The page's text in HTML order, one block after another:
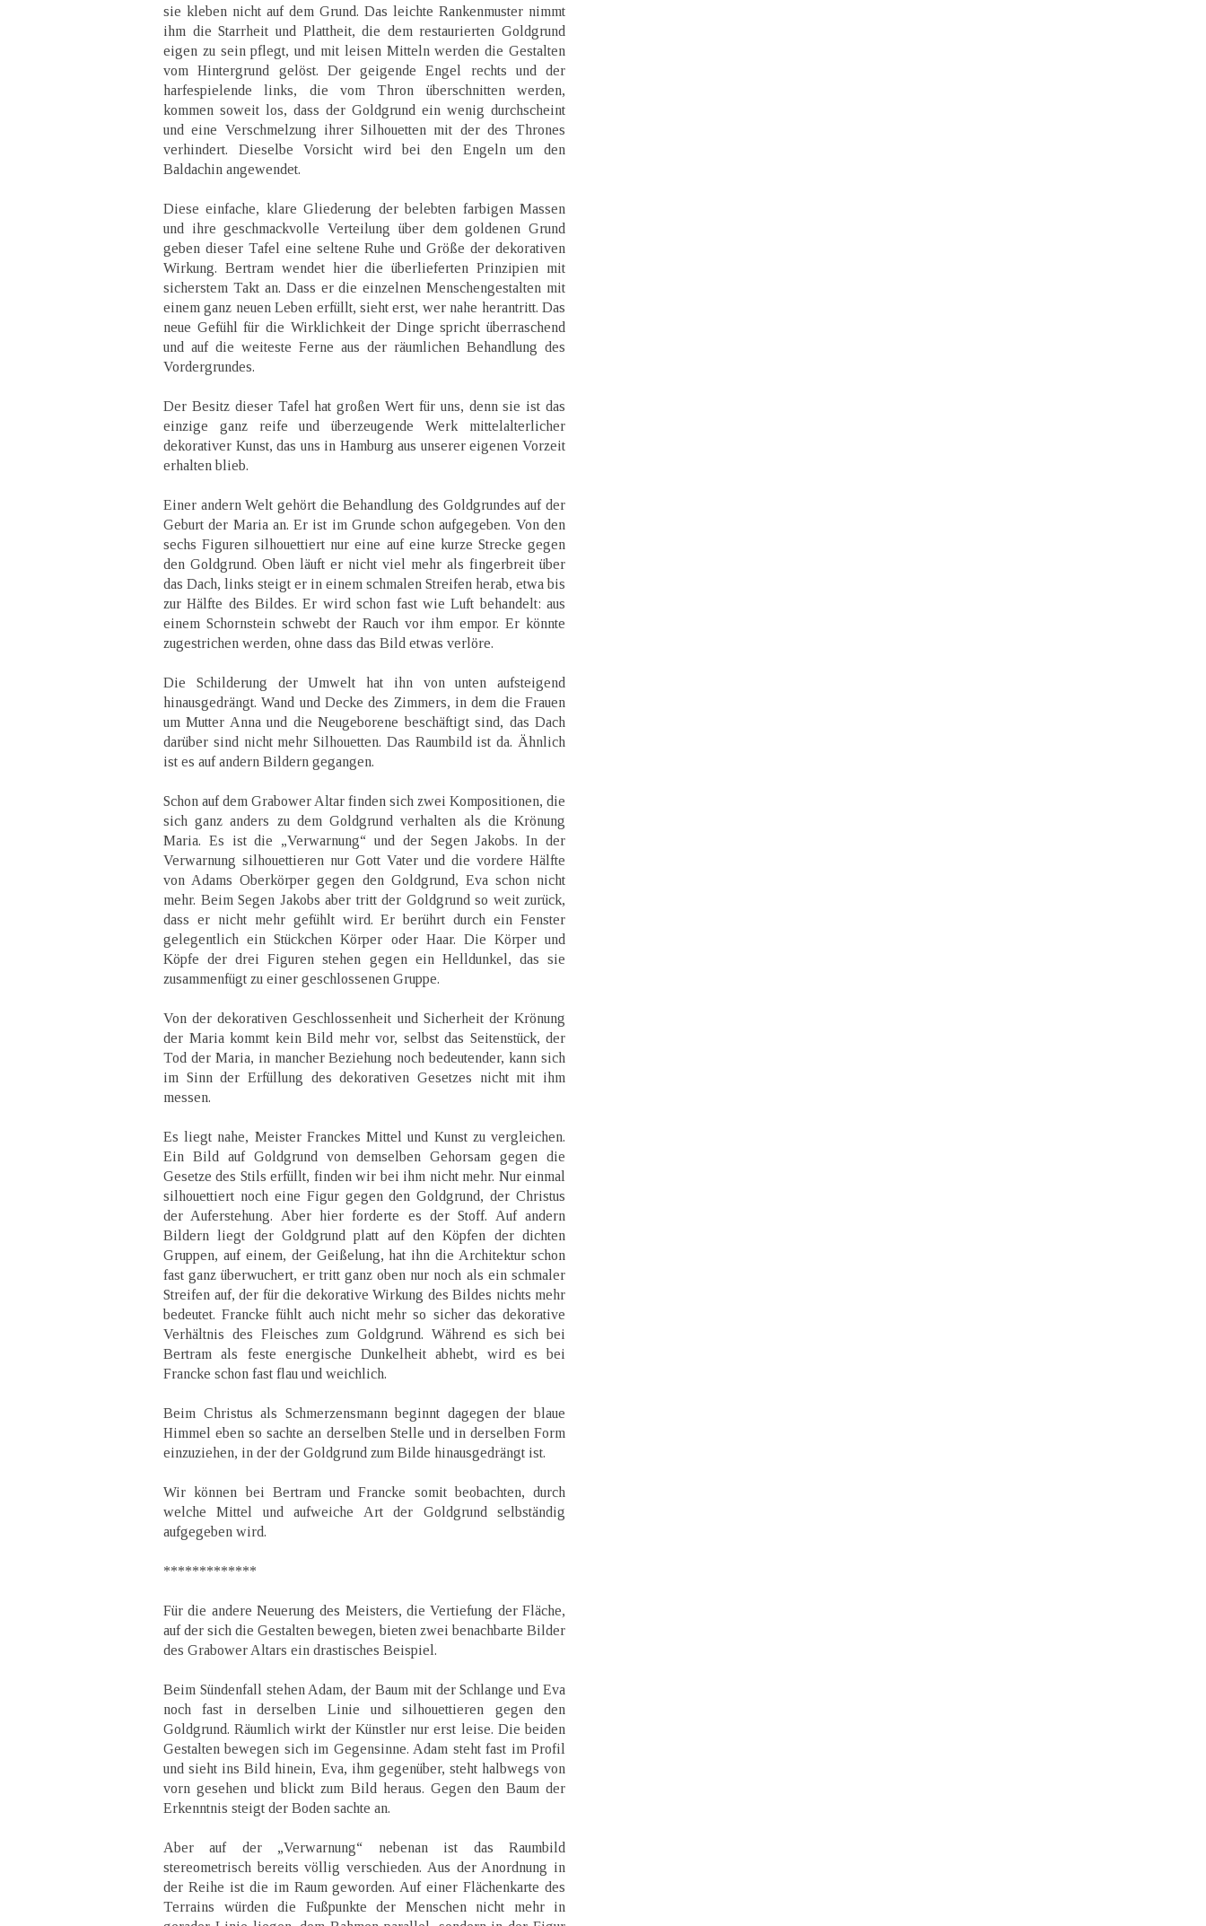
sie kleben nicht auf dem Grund. Das leichte Rankenmuster nimmt
ihm die Starrheit und Plattheit, die dem restaurierten Goldgrund
eigen zu sein pflegt, und mit leisen Mitteln werden die Gestalten
vom Hintergrund gelöst. Der geigende Engel rechts und der
harfespielende links, die vom Thron überschnitten werden,
kommen soweit los, dass der Goldgrund ein wenig durchscheint
und eine Verschmelzung ihrer Silhouetten mit der des Thrones
verhindert. Dieselbe Vorsicht wird bei den Engeln um den
Baldachin angewendet.
Diese einfache, klare Gliederung der belebten farbigen Massen
und ihre geschmackvolle Verteilung über dem goldenen Grund
geben dieser Tafel eine seltene Ruhe und Größe der dekorativen
Wirkung. Bertram wendet hier die überlieferten Prinzipien mit
sicherstem Takt an. Dass er die einzelnen Menschengestalten mit
einem ganz neuen Leben erfüllt, sieht erst, wer nahe herantritt. Das
neue Gefühl für die Wirklichkeit der Dinge spricht überraschend
und auf die weiteste Ferne aus der räumlichen Behandlung des
Vordergrundes.
Der Besitz dieser Tafel hat großen Wert für uns, denn sie ist das
einzige ganz reife und überzeugende Werk mittelalterlicher
dekorativer Kunst, das uns in Hamburg aus unserer eigenen Vorzeit
erhalten blieb.
Einer andern Welt gehört die Behandlung des Goldgrundes auf der
Geburt der Maria an. Er ist im Grunde schon aufgegeben. Von den
sechs Figuren silhouettiert nur eine auf eine kurze Strecke gegen
den Goldgrund. Oben läuft er nicht viel mehr als fingerbreit über
das Dach, links steigt er in einem schmalen Streifen herab, etwa bis
zur Hälfte des Bildes. Er wird schon fast wie Luft behandelt: aus
einem Schornstein schwebt der Rauch vor ihm empor. Er könnte
zugestrichen werden, ohne dass das Bild etwas verlöre.
Die Schilderung der Umwelt hat ihn von unten aufsteigend
hinausgedrängt. Wand und Decke des Zimmers, in dem die Frauen
um Mutter Anna und die Neugeborene beschäftigt sind, das Dach
darüber sind nicht mehr Silhouetten. Das Raumbild ist da. Ähnlich
ist es auf andern Bildern gegangen.
Schon auf dem Grabower Altar finden sich zwei Kompositionen, die
sich ganz anders zu dem Goldgrund verhalten als die Krönung
Maria. Es ist die „Verwarnung“ und der Segen Jakobs. In der
Verwarnung silhouettieren nur Gott Vater und die vordere Hälfte
von Adams Oberkörper gegen den Goldgrund, Eva schon nicht
mehr. Beim Segen Jakobs aber tritt der Goldgrund so weit zurück,
dass er nicht mehr gefühlt wird. Er berührt durch ein Fenster
gelegentlich ein Stückchen Körper oder Haar. Die Körper und
Köpfe der drei Figuren stehen gegen ein Helldunkel, das sie
zusammenfügt zu einer geschlossenen Gruppe.
Von der dekorativen Geschlossenheit und Sicherheit der Krönung
der Maria kommt kein Bild mehr vor, selbst das Seitenstück, der
Tod der Maria, in mancher Beziehung noch bedeutender, kann sich
im Sinn der Erfüllung des dekorativen Gesetzes nicht mit ihm
messen.
Es liegt nahe, Meister Franckes Mittel und Kunst zu vergleichen.
Ein Bild auf Goldgrund von demselben Gehorsam gegen die
Gesetze des Stils erfüllt, finden wir bei ihm nicht mehr. Nur einmal
silhouettiert noch eine Figur gegen den Goldgrund, der Christus
der Auferstehung. Aber hier forderte es der Stoff. Auf andern
Bildern liegt der Goldgrund platt auf den Köpfen der dichten
Gruppen, auf einem, der Geißelung, hat ihn die Architektur schon
fast ganz überwuchert, er tritt ganz oben nur noch als ein schmaler
Streifen auf, der für die dekorative Wirkung des Bildes nichts mehr
bedeutet. Francke fühlt auch nicht mehr so sicher das dekorative
Verhältnis des Fleisches zum Goldgrund. Während es sich bei
Bertram als feste energische Dunkelheit abhebt, wird es bei
Francke schon fast flau und weichlich.
Beim Christus als Schmerzensmann beginnt dagegen der blaue
Himmel eben so sachte an derselben Stelle und in derselben Form
einzuziehen, in der der Goldgrund zum Bilde hinausgedrängt ist.
Wir können bei Bertram und Francke somit beobachten, durch
welche Mittel und aufweiche Art der Goldgrund selbständig
aufgegeben wird.
*************
Für die andere Neuerung des Meisters, die Vertiefung der Fläche,
auf der sich die Gestalten bewegen, bieten zwei benachbarte Bilder
des Grabower Altars ein drastisches Beispiel.
Beim Sündenfall stehen Adam, der Baum mit der Schlange und Eva
noch fast in derselben Linie und silhouettieren gegen den
Goldgrund. Räumlich wirkt der Künstler nur erst leise. Die beiden
Gestalten bewegen sich im Gegensinne. Adam steht fast im Profil
und sieht ins Bild hinein, Eva, ihm gegenüber, steht halbwegs von
vorn gesehen und blickt zum Bild heraus. Gegen den Baum der
Erkenntnis steigt der Boden sachte an.
Aber auf der „Verwarnung“ nebenan ist das Raumbild
stereometrisch bereits völlig verschieden. Aus der Anordnung in
der Reihe ist die im Raum geworden. Auf einer Flächenkarte des
Terrains würden die Fußpunkte der Menschen nicht mehr in